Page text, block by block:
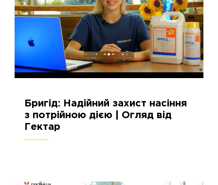
2571 15.09.2024
Бригід: Надійний захист насіння
з потрійною дією | Огляд від
Гектар